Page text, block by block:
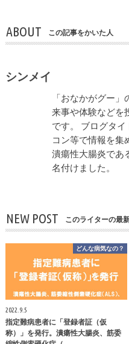
ABOUT この記事をかいた人
シンメイ
「おなかがグー
来事や体験などを
です。 ブログタ
コン等で情報を集
潰瘍性大腸炎であ
名付けました。
NEW POST このライターの最
どんな病気なの？
2022.9.5
指定難病患者に「登録者証（仮
称）」を発行。潰瘍性大腸炎、筋委